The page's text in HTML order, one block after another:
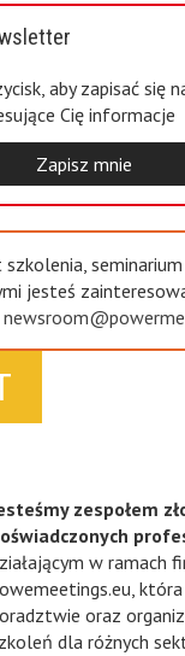
aby zapisać się
Cię informacje
Zapisz mnie
jesteś
zespołem
w ramach
oraz
dla różnych